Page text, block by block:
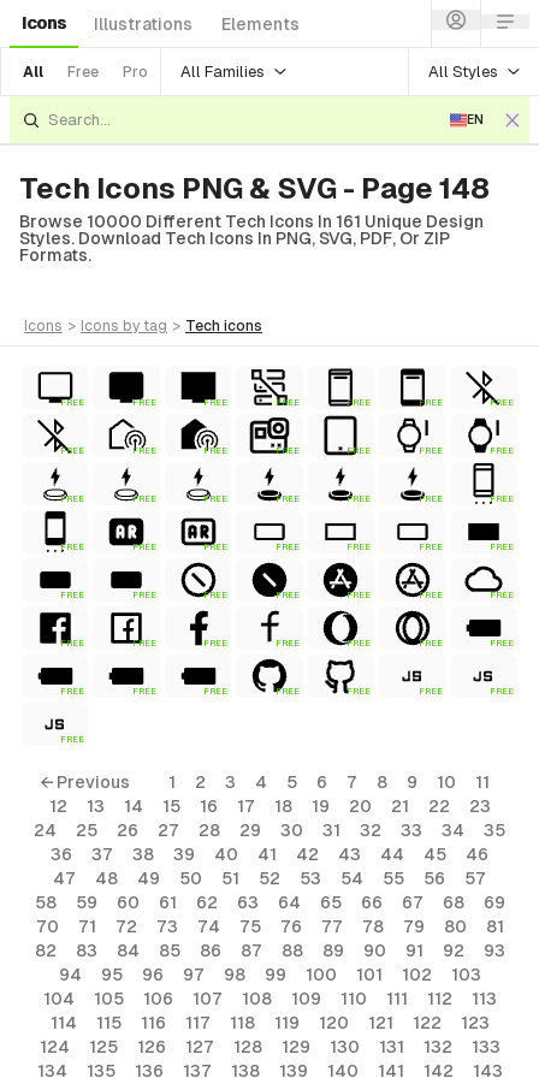
Icons Illustrations Elements
All Free Pro All Families All Styles
EN
Tech Icons PNG & SVG - Page 148
Browse 10000 Different Tech Icons In 161 Unique Design
Styles. Download Tech Icons In PNG, SVG, PDF, Or ZIP
Formats.
icons > icons by tag > tech icons
FREE FREE FREE FREE FREE FREE FREE
FREE FREE FREE FREE FREE FREE FREE
FREE FREE FREE FREE FREE FREE FREE
FREE FREE FREE FREE FREE FREE FREE
FREE FREE FREE FREE FREE FREE FREE
FREE FREE FREE FREE FREE FREE FREE
FREE FREE FREE FREE FREE FREE FREE
FREE
← Previous 1 2 3 4 5 6 7 8 9 10
11
12
13 14 15 16 17 18 19 20 21 22
23
24
25 26 27 28 29 30 31 32 33 34
35
36
37 38 39 40 41 42 43 44 45
46
47
48 49 50 51 52 53 54 55 56
57
58
59 60 61 62 63 64 65 66 67 68
69
70
71 72 73 74 75 76 77 78 79 80
81
82
83 84 85 86 87 88 89 90 91 92
93
94
95 96 97 98 99 100 101 102
103
104
105 106 107 108 109 110 111 112
113
114
115 116 117 118 119 120 121 122
123
124
125 126 127 128 129 130 131 132
133
134
135 136 137 138 139 140 141 142 143